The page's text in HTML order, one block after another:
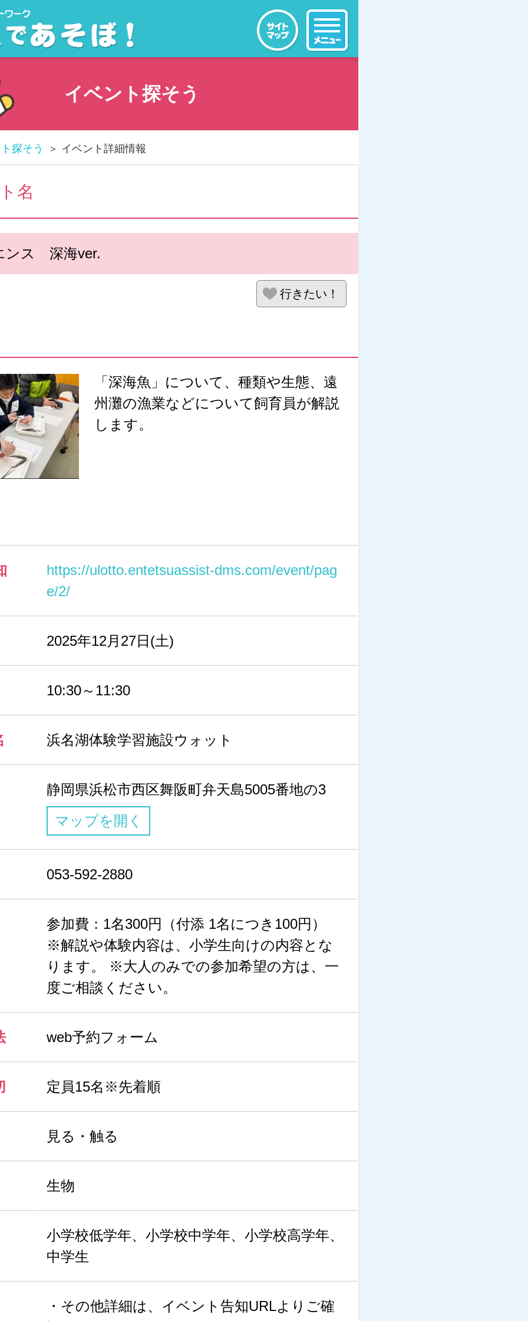
イベント探そう
探そう イベント詳細情報
名
ンス 深海ver.
行きたい！
「深海魚」について、種類や生態、遠
州灘の漁業などについて飼育員が解説
します。
https://ulotto.entetsuassist-dms.com/event/pag
e/2/
2025年12月27日(土)
10:30～11:30
浜名湖体験学習施設ウォット
静岡県浜松市西区舞阪町弁天島5005番地の3
マップを開く
053-592-2880
参加費：1名300円（付添 1名につき100円）
※解説や体験内容は、小学生向けの内容とな
ります。 ※大人のみでの参加希望の方は、一
度ご相談ください。
web予約フォーム
定員15名※先着順
見る・触る
生物
小学校低学年、小学校中学年、小学校高学年、
中学生
・その他詳細は、イベント告知URLよりご確